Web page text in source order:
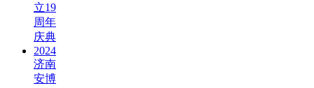
立19
周年
庆典
2024
济南
安博